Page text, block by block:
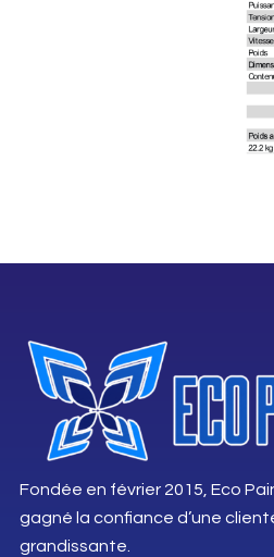
Fondée en février 2015, Eco
gagné la confiance d’une
grandissante.